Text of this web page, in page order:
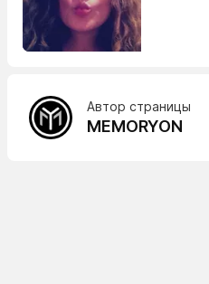
Автор страницы
MEMORYON